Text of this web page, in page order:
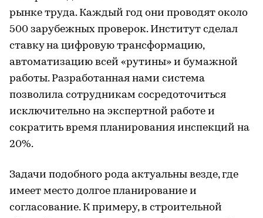
рынке труда. Каждый год они проводят около
500 зарубежных проверок. Институт сделал
ставку на цифровую трансформацию,
автоматизацию всей «рутины» и бумажной
работы. Разработанная нами система
позволила сотрудникам сосредоточиться
исключительно на экспертной работе и
сократить время планирования инспекций на
20%.
Задачи подобного рода актуальны везде, где
имеет место долгое планирование и
согласование. К примеру, в строительной